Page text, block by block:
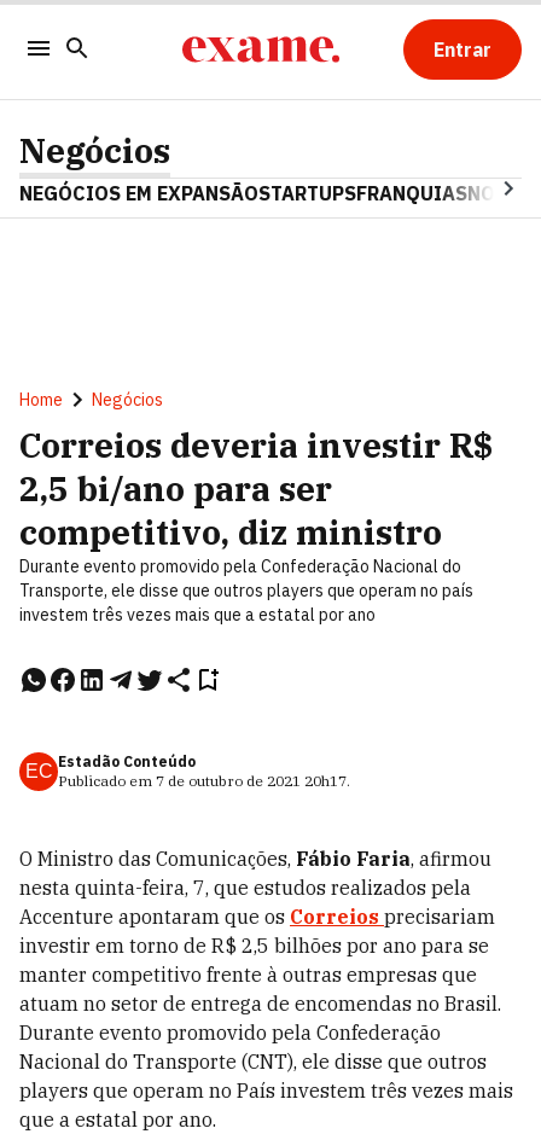
Entrar
Negócios
NEGÓCIOS EM EXPANSÃOSTARTUPSFRANQUIAS
Home Negócios
Correios deveria investir R$
2,5 bi/ano para ser
competitivo, diz ministro
Durante evento promovido pela Confederação Nacional do
Transporte, ele disse que outros players que operam no país
investem três vezes mais que a estatal por ano
EC Estadão Conteúdo
Publicado em 7 de outubro de 2021 20h17.
O Ministro das Comunicações, Fábio Faria, afirmou
nesta quinta-feira, 7, que estudos realizados pela
Accenture apontaram que os Correios precisariam
investir em torno de R$ 2,5 bilhões por ano para se
manter competitivo frente à outras empresas que
atuam no setor de entrega de encomendas no Brasil.
Durante evento promovido pela Confederação
Nacional do Transporte (CNT), ele disse que outros
players que operam no País investem três vezes mais
que a estatal por ano.